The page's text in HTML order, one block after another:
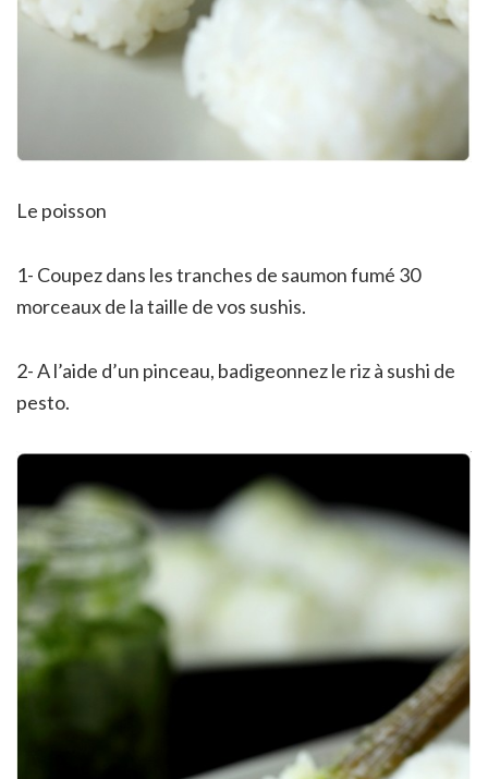
Le poisson
1- Coupez dans les tranches de saumon fumé 30
morceaux de la taille de vos sushis.
2- A l’aide d’un pinceau, badigeonnez le riz à sushi de
pesto.